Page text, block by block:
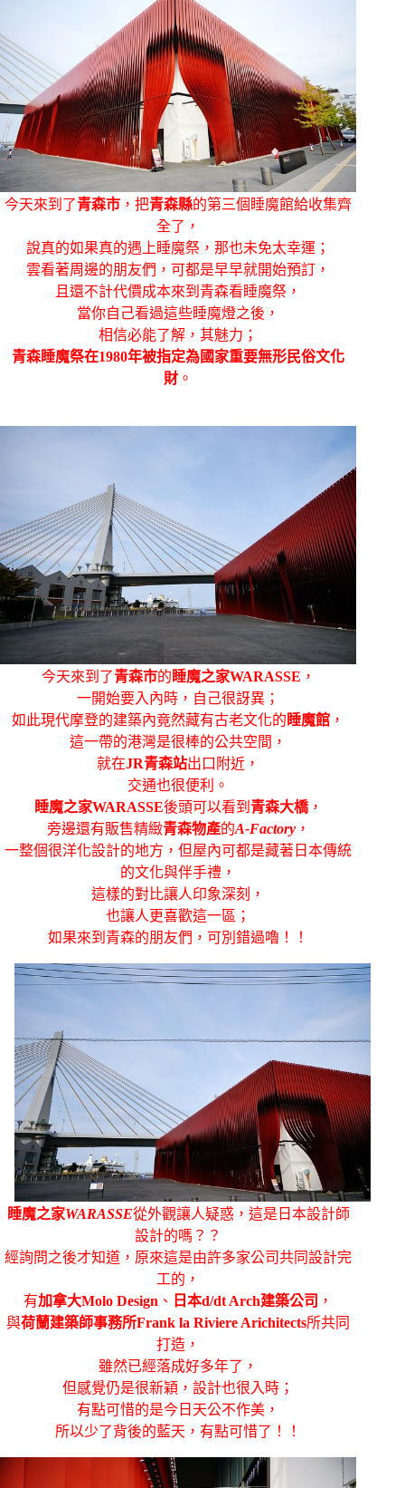
今天來到了青森市 ，把青森縣的第三個睡魔館給收集齊
全了，
說真的如果真的遇上睡魔祭，那也未免太幸運；
雲看著周邊的朋友們，可都是早早就開始預訂，
且還不計代價成本來到青森看睡魔祭，
當你自己看過這些睡魔燈之後，
相信必能了解，其魅力；
青森睡魔祭在1980年被指定為國家重要無形民俗文化
財 。
今天來到了青森市的睡魔之家WARASSE ，
一開始要入內時，自己很訝異；
如此現代摩登的建築內竟然藏有古老文化的睡魔館 ，
這一帶的港灣是很棒的公共空間，
就在JR青森站出口附近，
交通也很便利。
睡魔之家WARASSE後頭可以看到 青森大橋，
旁邊還有販售精緻青森物產的A-Factory，
一整個很洋化設計的地方，但屋內可都是藏著日本傳統
的文化與伴手禮，
這樣的對比讓人印象深刻，
也讓人更喜歡這一區；
如果來到青森的朋友們，可別錯過嚕！！
睡魔之家WARASSE從外觀讓人疑惑，這是日本設計師
設計的嗎？？
經詢問之後才知道，原來這是由許多家公司共同設計完
工的，
有加拿大Molo Design 、 日本d/dt Arch建築公司 ，
與荷蘭建築師事務所Frank la Riviere Arichitects所共同
打造，
雖然已經落成好多年了，
但感覺仍是很新穎，設計也很入時；
有點可惜的是今日天公不作美，
所以少了背後的藍天，有點可惜了！！